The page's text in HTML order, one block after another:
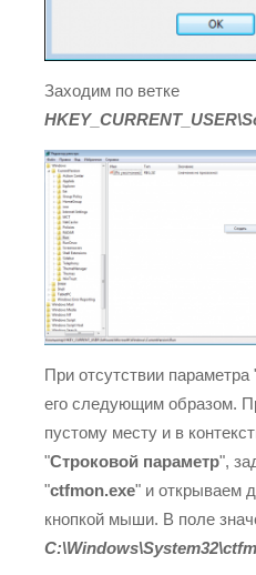
Заходим по ветке
При отсутствии параметра
его следующим образом.
пустому месту и в
"Строковой параметр",
"ctfmon.exe" и открываем
кнопкой мыши. В поле